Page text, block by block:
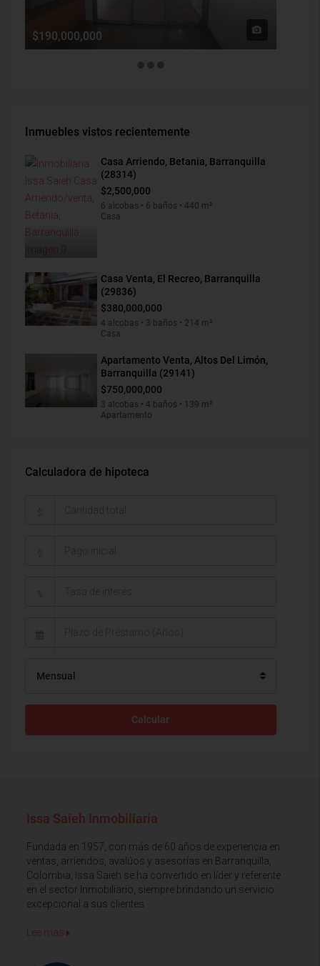
$190,000,000
Inmuebles vistos recientemente
Casa Arriendo, Betania, Barranquilla
(28314)
$2,500,000
6 alcobas • 6 baños • 440 m²
Casa
Casa Venta, El Recreo, Barranquilla
(29836)
$380,000,000
4 alcobas • 3 baños • 214 m²
Casa
Apartamento Venta, Altos Del Limón,
Barranquilla (29141)
$750,000,000
3 alcobas • 4 baños • 139 m²
Apartamento
Calculadora de hipoteca
Mensual
Calcular
Issa Saieh Inmobiliaria
Fundada en 1957, con más de 60 años de experiencia en
ventas, arriendos, avalúos y asesorías en Barranquilla,
Colombia, Issa Saieh se ha convertido en líder y referente
en el sector Inmobiliario, siempre brindando un servicio
excepcional a sus clientes
Lee mas